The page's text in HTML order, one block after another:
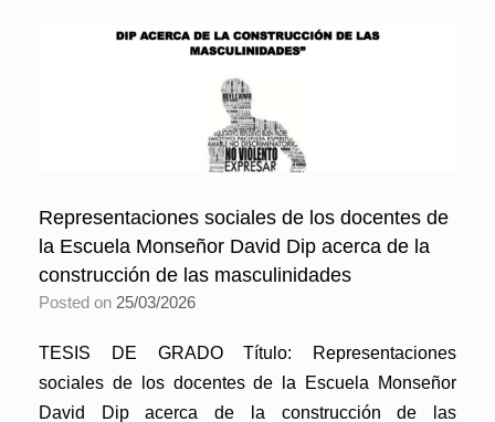
Representaciones sociales de los docentes de
la Escuela Monseñor David Dip acerca de la
construcción de las masculinidades
Posted on 25/03/2026
TESIS DE GRADO Título: Representaciones
sociales de los docentes de la Escuela Monseñor
David Dip acerca de la construcción de las